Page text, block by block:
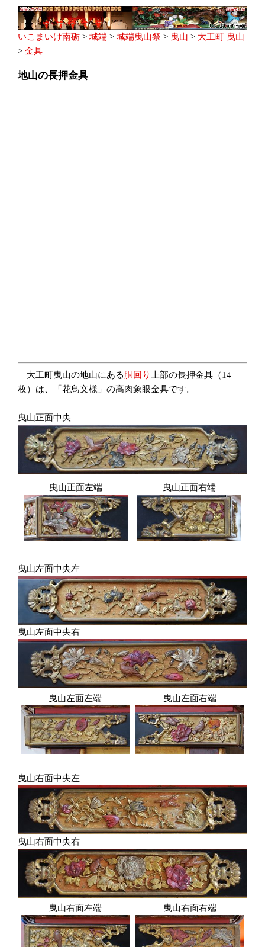
いこまいけ南砺 > 城端 > 城端曳山祭 > 曳山 > 大工町 曳山
> 金具
地山の長押金具
大工町曳山の地山にある胴回り上部の長押金具（14
枚）は、「花鳥文様」の高肉象眼金具です。
曳山正面中央
曳山正面左端 曳山正面右端
曳山左面中央左
曳山左面中央右
曳山左面左端 曳山左面右端
曳山右面中央左
曳山右面中央右
曳山右面左端 曳山右面右端